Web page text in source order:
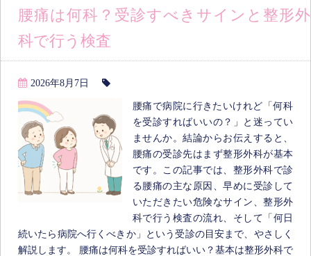
腰痛は何科？受診すべきサインと整形外
科で行う検査
2026年8月7日
腰痛で病院に行きたいけれど「何科
を受診すればいいの？」と迷ってい
ませんか。結論からお伝えすると、
腰痛の受診先はまず整形外科が基本
です。この記事では、整形外科で診
る腰痛の主な原因、早めに受診して
いただきたい危険なサイン、整形外
科で行う検査の流れ、そして「何日
続いたら病院へ行くべきか」という受診の目安まで、やさしく
解説します。 腰痛は何科を受診すればいい？基本は整形外科で